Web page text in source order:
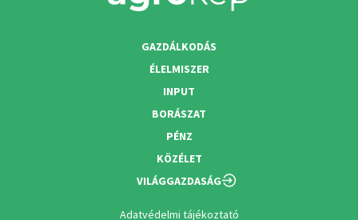
GAZDÁLKODÁS
ÉLELMISZER
INPUT
BORÁSZAT
PÉNZ
KÖZÉLET
VILÁGGAZDASÁG
Adatvédelmi tájékoztató